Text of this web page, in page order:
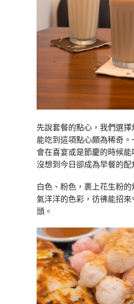
先說套餐的點心，我們選擇
能吃到這項點心頗為稀奇。
會在喜宴或是節慶的時候能
沒想到今日卻成為早餐的配
白色、粉色，裹上花生粉
氣洋洋的色彩，彷彿能招來
頭。